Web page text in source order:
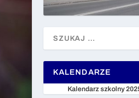
KALENDARZE
Kalendarz szkolny